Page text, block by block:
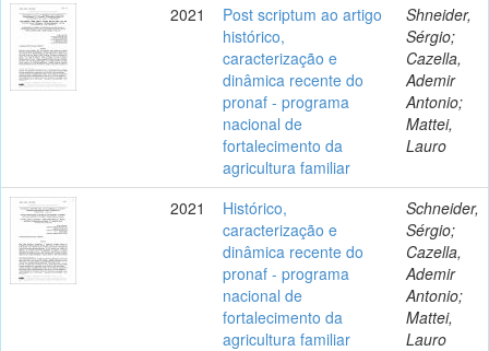
2021
Post scriptum ao artigo
histórico,
caracterização e
dinâmica recente do
pronaf - programa
nacional de
fortalecimento da
agricultura familiar
Shneider,
Sérgio;
Cazella,
Ademir
Antonio;
Mattei,
Lauro
2021
Histórico,
caracterização e
dinâmica recente do
pronaf - programa
nacional de
fortalecimento da
agricultura familiar
Schneider,
Sérgio;
Cazella,
Ademir
Antonio;
Mattei,
Lauro